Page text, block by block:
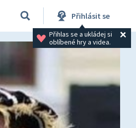
Přihlásit se
Přihlas se a ukládej si
oblíbené hry a videa.